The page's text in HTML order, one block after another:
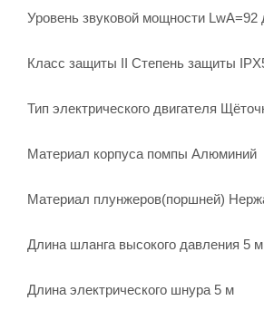
Уровень звуковой мощности LwA=92
Класс защиты II Степень защиты
Тип электрического двигателя
Материал корпуса помпы Алюминий
Материал плунжеров(поршней)
Длина шланга высокого давления 5 м
Длина электрического шнура 5 м